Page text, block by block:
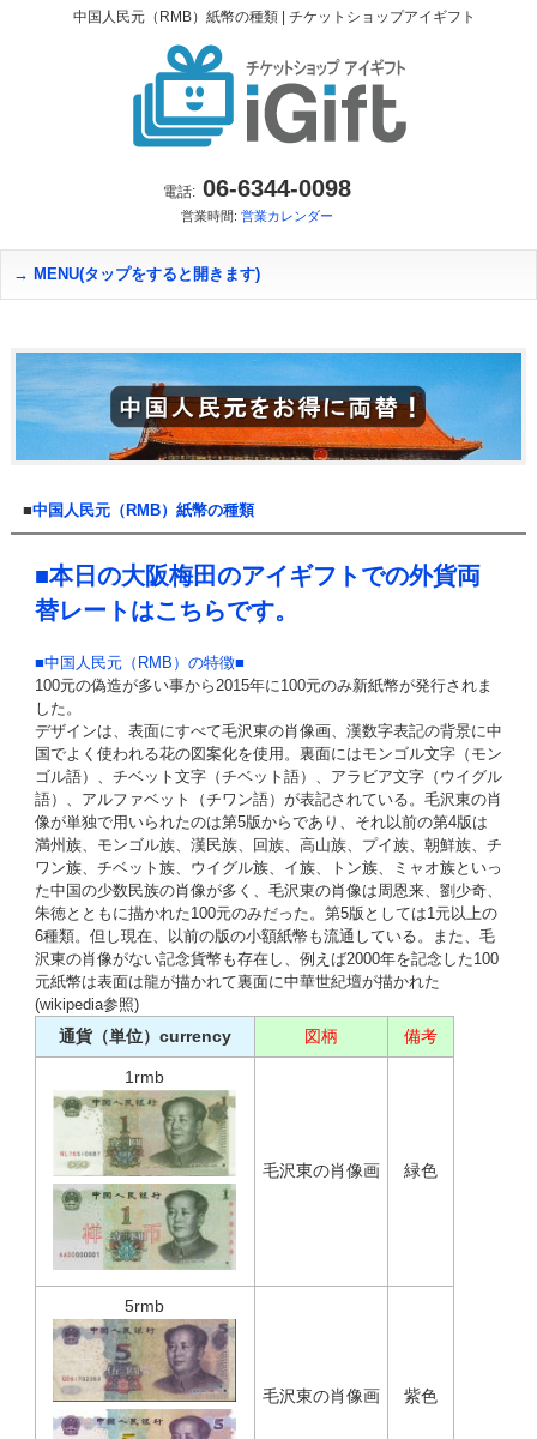
中国人民元（RMB）紙幣の種類 | チケットショップアイギフト
電話:06-6344-0098
営業時間: 営業カレンダー
MENU(タップをすると開きます)
■中国人民元（RMB）紙幣の種類
■本日の大阪梅田のアイギフトでの外貨両
替レートはこちらです。
■中国人民元（RMB）の特徴■
100元の偽造が多い事から2015年に100元のみ新紙幣が発行されま
した。
デザインは、表面にすべて毛沢東の肖像画、漢数字表記の背景に中
国でよく使われる花の図案化を使用。裏面にはモンゴル文字（モン
ゴル語）、チベット文字（チベット語）、アラビア文字（ウイグル
語）、アルファベット（チワン語）が表記されている。毛沢東の肖
像が単独で用いられたのは第5版からであり、それ以前の第4版は
満州族、モンゴル族、漢民族、回族、高山族、プイ族、朝鮮族、チ
ワン族、チベット族、ウイグル族、イ族、トン族、ミャオ族といっ
た中国の少数民族の肖像が多く、毛沢東の肖像は周恩来、劉少奇、
朱徳とともに描かれた100元のみだった。第5版としては1元以上の
6種類。但し現在、以前の版の小額紙幣も流通している。また、毛
沢東の肖像がない記念貨幣も存在し、例えば2000年を記念した100
元紙幣は表面は龍が描かれて裏面に中華世紀壇が描かれた
(wikipedia参照)
通貨（単位）currency 図柄 備考
1rmb
毛沢東の肖像画 緑色
5rmb
毛沢東の肖像画 紫色